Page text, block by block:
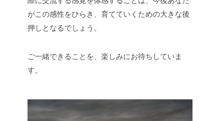
がこの感性をひらき、育てていくための大きな後
押しとなるでしょう。
ご一緒できることを、楽しみにお待ちしていま
す。